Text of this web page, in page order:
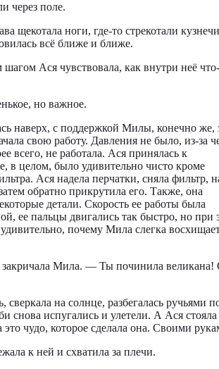
через поле.
щекотала ноги, где-то стрекотали
всё ближе и ближе.
Ася чувствовала, как внутри неё
но важное.
наверх, с поддержкой Милы, конечно же,
свою работу. Давления не было, из-за
всего, не работала. Ася принялась к
в целом, было удивительно чисто кроме
Ася надела перчатки, сняла фильтр,
обратно прикрутила его. Также, она
детали. Скорость ее работы была
ее пальцы двигались так быстро, но при
почему Мила слегка
Мила. — Ты починила великана!
сверкала на солнце, разбегалась ручьями
снова испугались и улетели. А Ася
это чудо, которое сделала она. Своими
к ней и схватила за плечи.